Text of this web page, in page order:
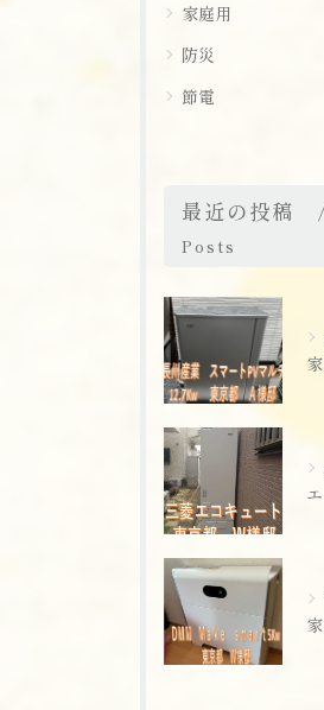
家庭用
防災
節電
最近の投稿
Posts